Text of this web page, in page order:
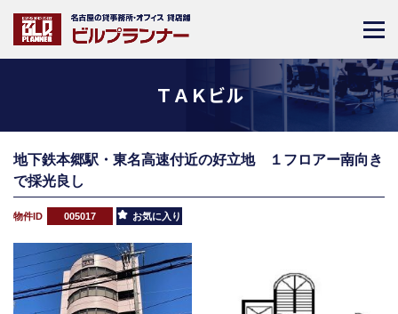
ＴＡＫビル
地下鉄本郷駅・東名高速付近の好立地 １フロアー南向き
で採光良し
物件ID 005017 お気に入り